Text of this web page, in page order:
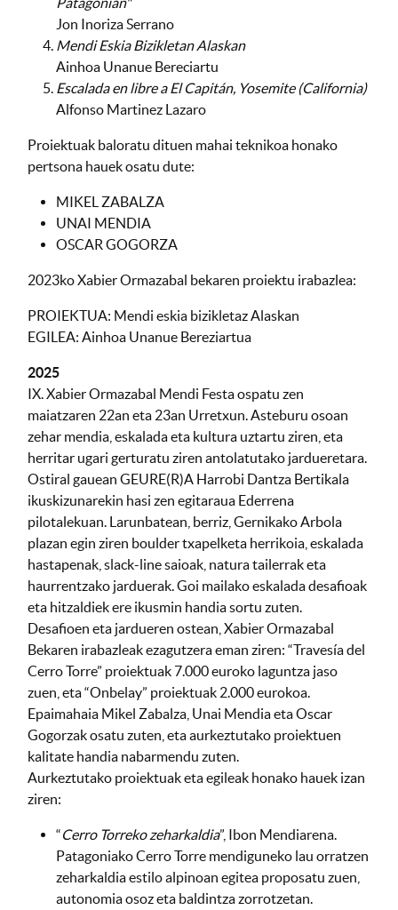
Jon Inoriza Serrano
Mendi Eskia Bizikletan Alaskan
Ainhoa Unanue Bereciartu
Escalada en libre a El Capitán, Yosemite (California)
Alfonso Martinez Lazaro
Proiektuak baloratu dituen mahai teknikoa honako
pertsona hauek osatu dute:
MIKEL ZABALZA
UNAI MENDIA
OSCAR GOGORZA
2023ko Xabier Ormazabal bekaren proiektu irabazlea:
PROIEKTUA: Mendi eskia bizikletaz Alaskan
EGILEA: Ainhoa Unanue Bereziartua
2025
IX. Xabier Ormazabal Mendi Festa ospatu zen
maiatzaren 22an eta 23an Urretxun. Asteburu osoan
zehar mendia, eskalada eta kultura uztartu ziren, eta
herritar ugari gerturatu ziren antolatutako jardueretara.
Ostiral gauean GEURE(R)A Harrobi Dantza Bertikala
ikuskizunarekin hasi zen egitaraua Ederrena
pilotalekuan. Larunbatean, berriz, Gernikako Arbola
plazan egin ziren boulder txapelketa herrikoia, eskalada
hastapenak, slack-line saioak, natura tailerrak eta
haurrentzako jarduerak. Goi mailako eskalada desafioak
eta hitzaldiek ere ikusmin handia sortu zuten.
Desafioen eta jardueren ostean, Xabier Ormazabal
Bekaren irabazleak ezagutzera eman ziren: “Travesía del
Cerro Torre” proiektuak 7.000 euroko laguntza jaso
zuen, eta “Onbelay” proiektuak 2.000 eurokoa.
Epaimahaia Mikel Zabalza, Unai Mendia eta Oscar
Gogorzak osatu zuten, eta aurkeztutako proiektuen
kalitate handia nabarmendu zuten.
Aurkeztutako proiektuak eta egileak honako hauek izan
ziren:
“Cerro Torreko zeharkaldia”, Ibon Mendiarena.
Patagoniako Cerro Torre mendiguneko lau orratzen
zeharkaldia estilo alpinoan egitea proposatu zuen,
autonomia osoz eta baldintza zorrotzetan.